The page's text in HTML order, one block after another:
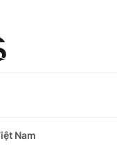
Nam